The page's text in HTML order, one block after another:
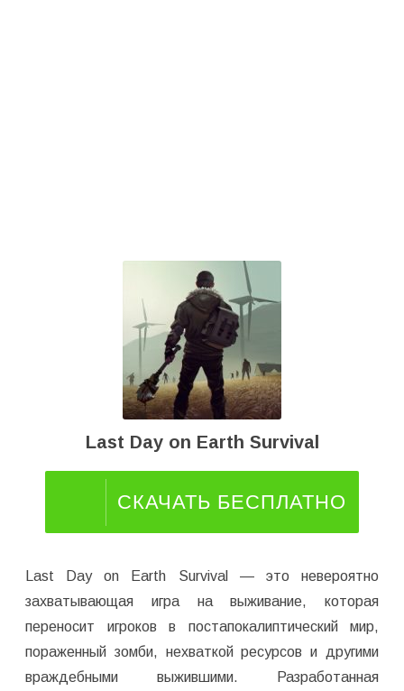
Last Day on Earth Survival
СКАЧАТЬ БЕСПЛАТНО
Last Day on Earth Survival — это невероятно
захватывающая игра на выживание, которая
переносит игроков в постапокалиптический мир,
пораженный зомби, нехваткой ресурсов и другими
враждебными выжившими. Разработанная